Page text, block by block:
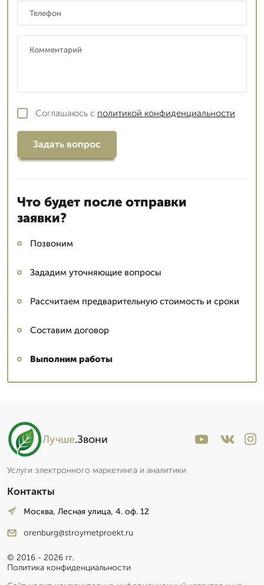
Соглашаюсь с политикой конфиденциальности
Задать вопрос
Что будет после отправки
заявки?
Позвоним
Зададим уточняющие вопросы
Рассчитаем предварительную стоимость и сроки
Составим договор
Выполним работы
Лучше.Звони
Услуги электронного маркетинга и аналитики
Контакты
Москва, Лесная улица, 4. оф. 12
orenburg@stroymetproekt.ru
© 2016 - 2026 гг.
Политика конфиденциальности